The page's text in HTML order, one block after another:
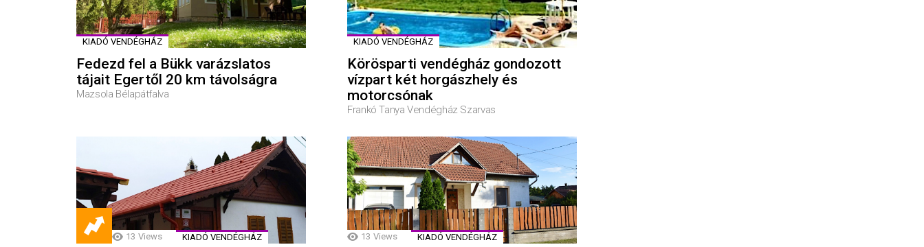
KIADÓ VENDÉGHÁZ
Fedezd fel a Bükk varázslatos
tájait Egertől 20 km távolságra
Mazsola Bélapátfalva
KIADÓ VENDÉGHÁZ
Körösparti vendégház gondozott
vízpart két horgászhely és
motorcsónak
Frankó Tanya Vendégház Szarvas
13 Views KIADÓ VENDÉGHÁZ 13 Views KIADÓ VENDÉGHÁZ